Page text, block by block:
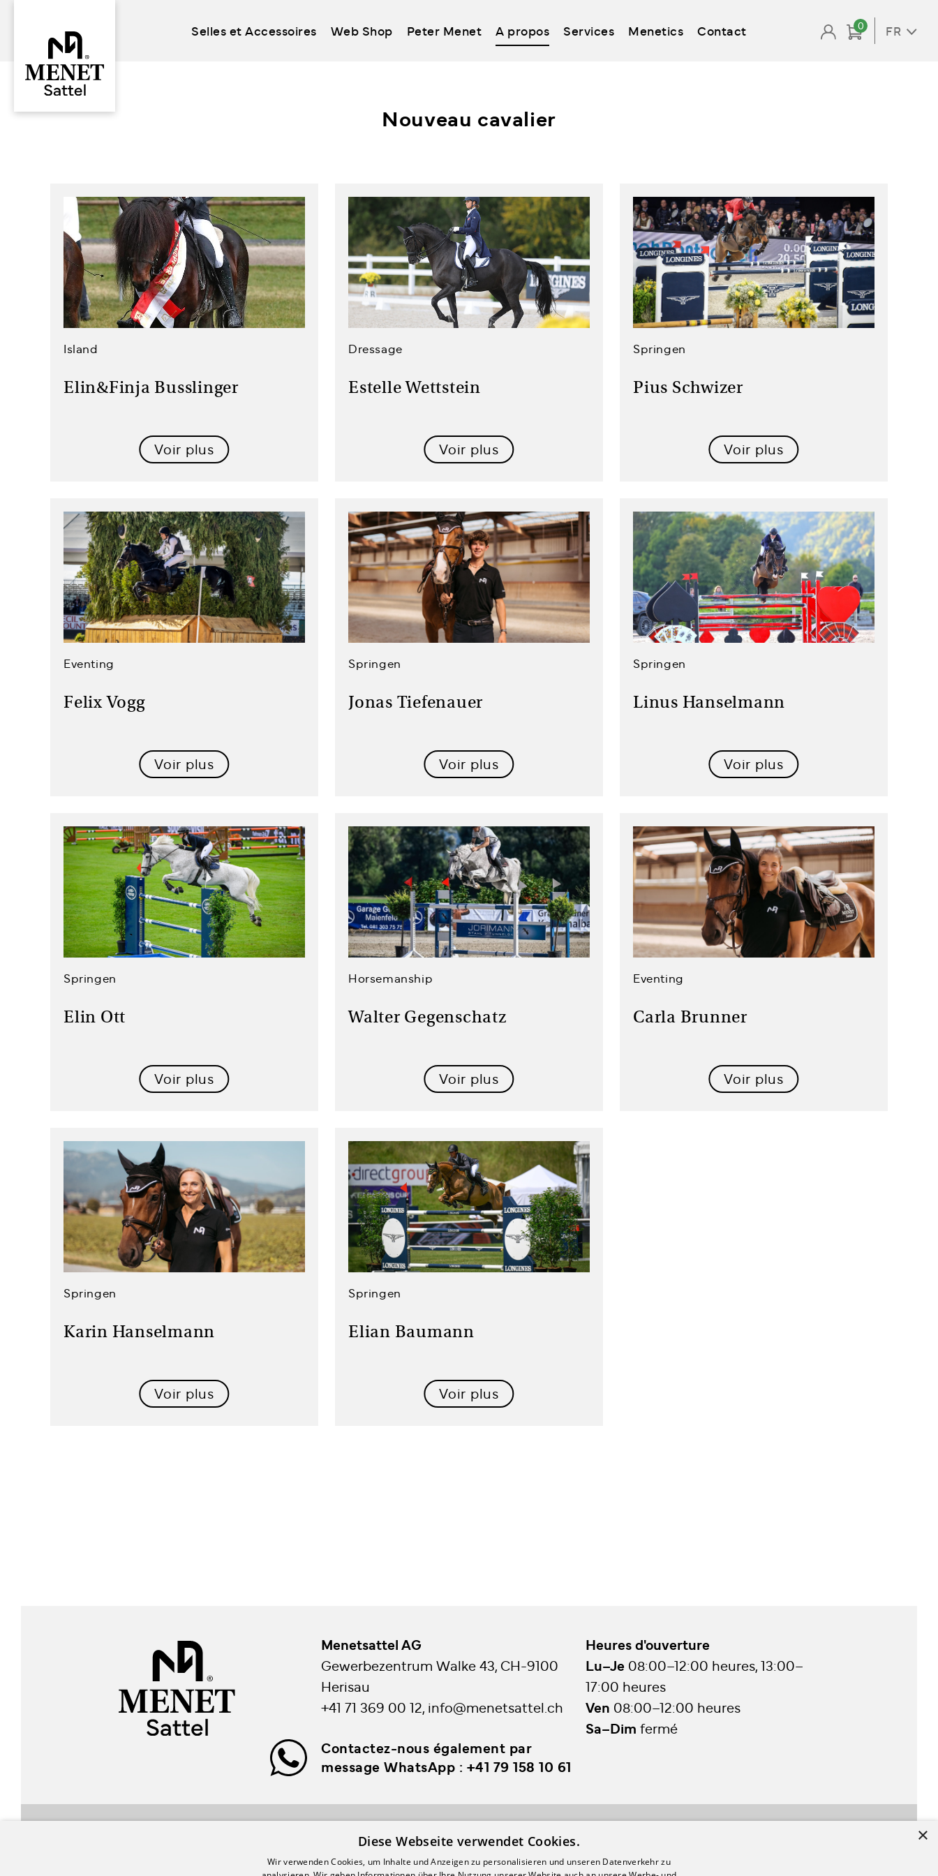
Selles et Accessoires Web Shop Peter Menet A propos Services Menetics Contact 0 FR
Nouveau cavalier
Island
Elin&Finja Busslinger
Voir plus
Dressage
Estelle Wettstein
Voir plus
Springen
Pius Schwizer
Voir plus
Eventing
Felix Vogg
Voir plus
Springen
Jonas Tiefenauer
Voir plus
Springen
Linus Hanselmann
Voir plus
Springen
Elin Ott
Voir plus
Horsemanship
Walter Gegenschatz
Voir plus
Eventing
Carla Brunner
Voir plus
Springen
Karin Hanselmann
Voir plus
Springen
Elian Baumann
Voir plus
Menetsattel AG
Gewerbezentrum Walke 43, CH-9100
Herisau
+41 71 369 00 12, info@menetsattel.ch
Contactez-nous également par
message WhatsApp : +41 79 158 10 61
Heures d'ouverture
Lu–Je 08:00–12:00 heures, 13:00–
17:00 heures
Ven 08:00–12:00 heures
Sa–Dim fermé
Login
Impressum & CGV
×
Diese Webseite verwendet Cookies.
Wir verwenden Cookies, um Inhalte und Anzeigen zu personalisieren und unseren Datenverkehr zu